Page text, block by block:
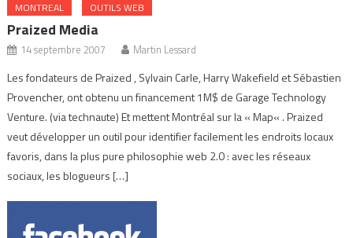
MONTREAL OUTILS WEB
Praized Media
14 septembre 2007 Martin Lessard
Les fondateurs de Praized , Sylvain Carle, Harry Wakefield et Sébastien
Provencher, ont obtenu un financement 1M$ de Garage Technology
Venture. (via technaute) Et mettent Montréal sur la « Map« . Praized
veut développer un outil pour identifier facilement les endroits locaux
favoris, dans la plus pure philosophie web 2.0 : avec les réseaux
sociaux, les blogueurs […]